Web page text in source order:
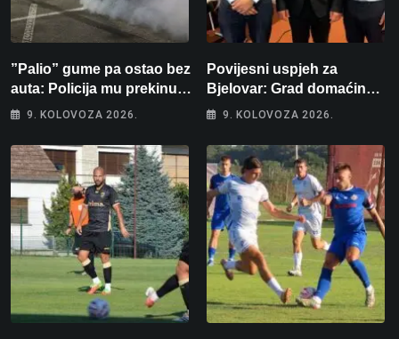
”Palio” gume pa ostao bez
auta: Policija mu prekinula
”show” na parkingu u
9. KOLOVOZA 2026.
Povijesni uspjeh za
Bjelovar: Grad domaćin
Europskog juniorskog
9. KOLOVOZA 2026.